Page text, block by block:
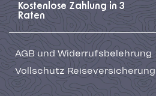
Kostenlose Zahlung in 3
Raten
AGB und Widerrufsbelehrung
Vollschutz Reiseversicherung